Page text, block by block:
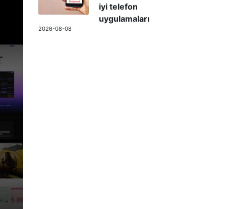
iyi telefon
uygulamaları
2026-08-08